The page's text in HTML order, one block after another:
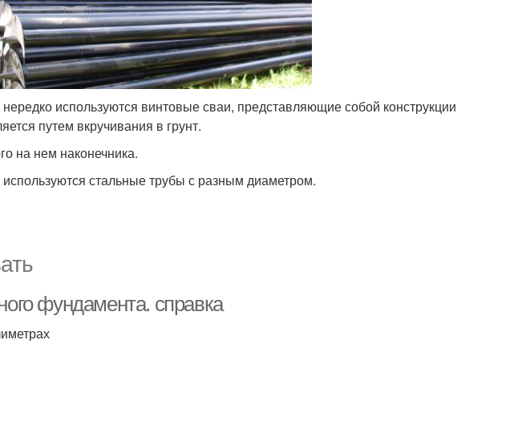
используются винтовые сваи, представляющие собой конструкции
путем вкручивания в грунт.
на нем наконечника.
стальные трубы с разным диаметром.
фундамента. справка